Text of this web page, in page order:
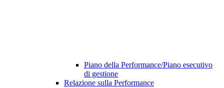
Piano della Performance/Piano esecutivo
di gestione
Relazione sulla Performance